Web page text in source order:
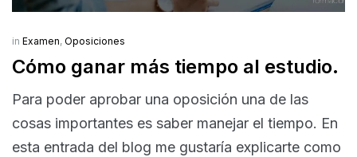
in Examen, Oposiciones
Cómo ganar más tiempo al estudio.
Para poder aprobar una oposición una de las
cosas importantes es saber manejar el tiempo. En
esta entrada del blog me gustaría explicarte como